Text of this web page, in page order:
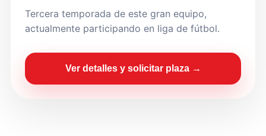
Tercera temporada de este gran equipo,
actualmente participando en liga de fútbol.
Ver detalles y solicitar plaza →